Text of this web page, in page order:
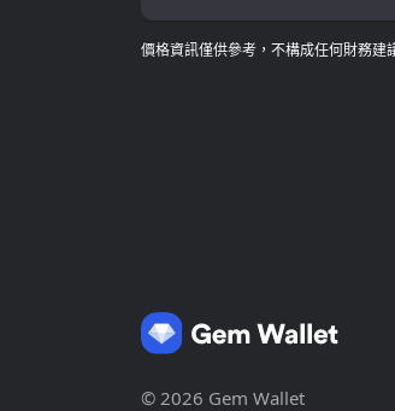
價格資訊僅供參考，不構成任何財務建
© 2026 Gem Wallet